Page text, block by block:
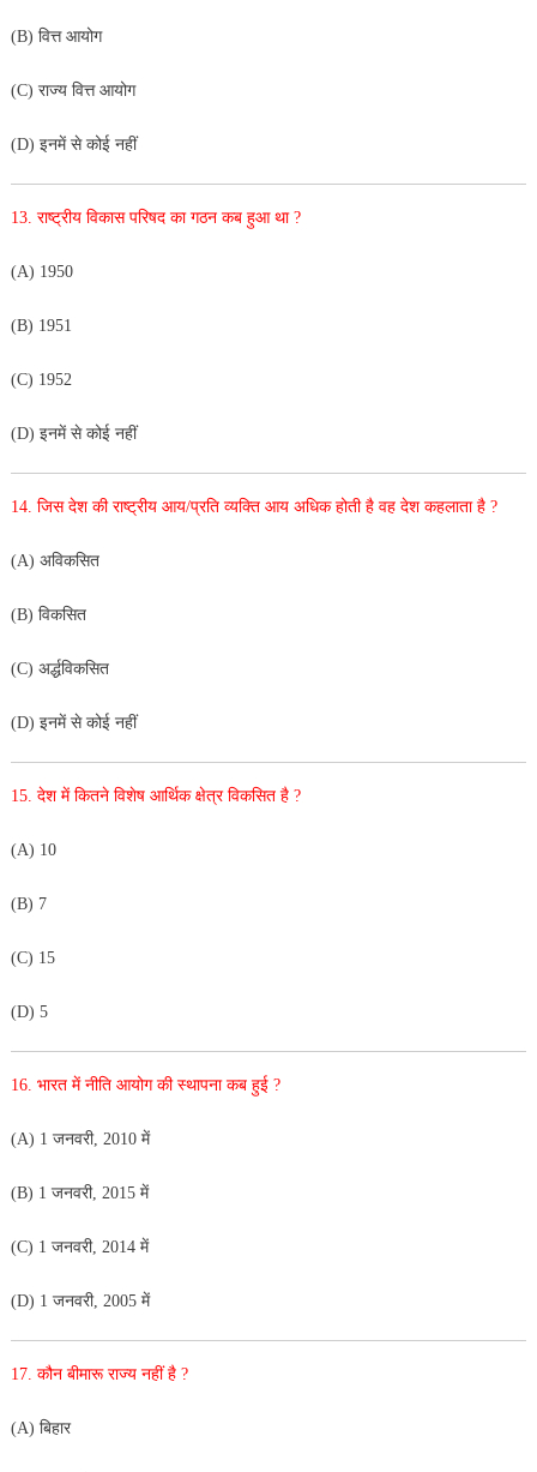
(B) वित्त आयोग
(C) राज्य वित्त आयोग
(D) इनमें से कोई नहीं
13. राष्ट्रीय विकास परिषद का गठन कब हुआ था ?
(A) 1950
(B) 1951
(C) 1952
(D) इनमें से कोई नहीं
14. जिस देश की राष्ट्रीय आय/प्रति व्यक्ति आय अधिक होती है वह देश कहलाता है ?
(A) अविकसित
(B) विकसित
(C) अर्द्धविकसित
(D) इनमें से कोई नहीं
15. देश में कितने विशेष आर्थिक क्षेत्र विकसित है ?
(A) 10
(B) 7
(C) 15
(D) 5
16. भारत में नीति आयोग की स्थापना कब हुई ?
(A) 1 जनवरी, 2010 में
(B) 1 जनवरी, 2015 में
(C) 1 जनवरी, 2014 में
(D) 1 जनवरी, 2005 में
17. कौन बीमारू राज्य नहीं है ?
(A) बिहार